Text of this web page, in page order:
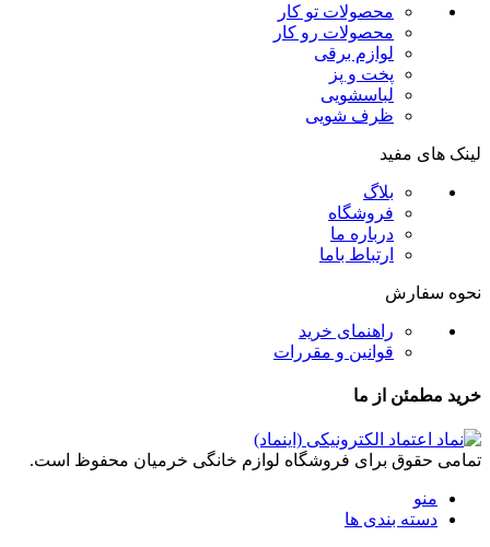
محصولات تو کار
محصولات رو کار
لوازم برقی
پخت و پز
لباسشویی
ظرف شویی
لینک های مفید
بلاگ
فروشگاه
درباره ما
ارتباط باما
نحوه سفارش
راهنمای خرید
قوانین و مقررات
خرید مطمئن از ما
تمامی حقوق برای فروشگاه لوازم خانگی خرمیان محفوظ است.
منو
دسته بندی ها